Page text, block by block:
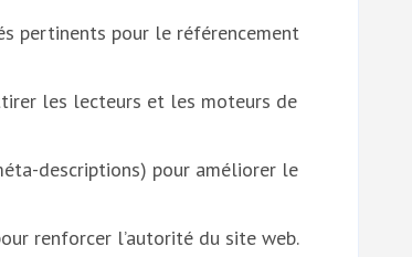
pertinents pour le référencement
les lecteurs et les moteurs de
descriptions) pour améliorer le
renforcer l’autorité du site web.